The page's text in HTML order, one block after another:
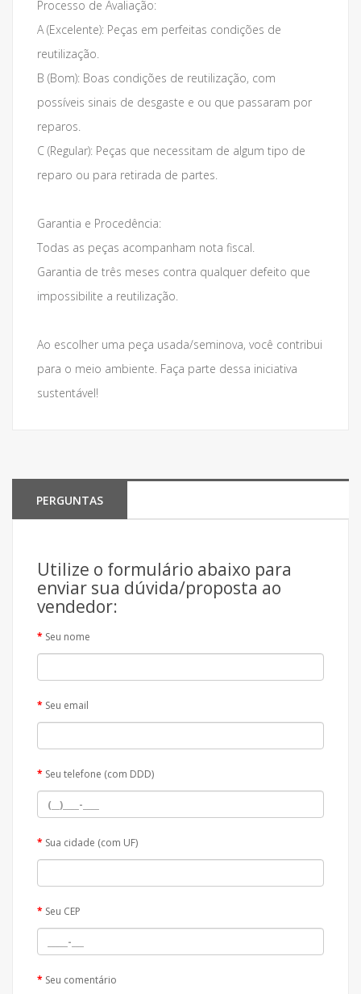
Processo de Avaliação:
A (Excelente): Peças em perfeitas condições de
reutilização.
B (Bom): Boas condições de reutilização, com
possíveis sinais de desgaste e ou que passaram por
reparos.
C (Regular): Peças que necessitam de algum tipo de
reparo ou para retirada de partes.
Garantia e Procedência:
Todas as peças acompanham nota fiscal.
Garantia de três meses contra qualquer defeito que
impossibilite a reutilização.
Ao escolher uma peça usada/seminova, você contribui
para o meio ambiente. Faça parte dessa iniciativa
sustentável!
PERGUNTAS
Utilize o formulário abaixo para
enviar sua dúvida/proposta ao
vendedor:
Seu nome
Seu email
Seu telefone (com DDD)
Sua cidade (com UF)
Seu CEP
Seu comentário